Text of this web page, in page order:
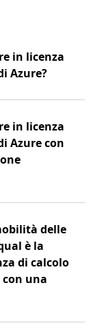
in licenza
Azure?
in licenza
Azure con
delle
è la
di calcolo
con una